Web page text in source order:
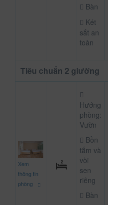
Bàn
Két
sắt an
toàn
Tiêu chuẩn 2 giường
Xem
thông tin
phòng
Hướng
phòng:
Vườn
Bồn
tắm và
vòi
sen
riêng
Bàn